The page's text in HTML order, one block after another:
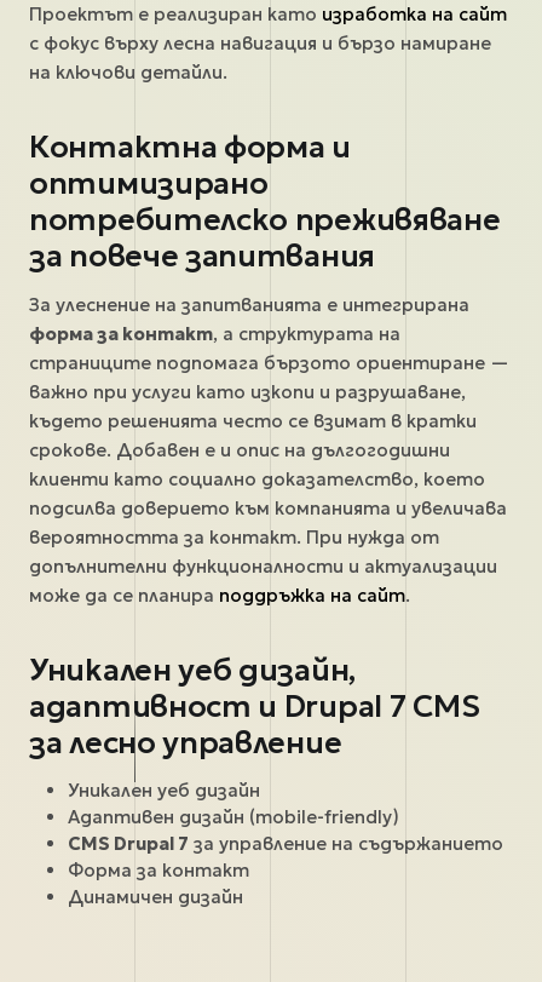
Проектът е реализиран като изработка на сайт
с фокус върху лесна навигация и бързо намиране
на ключови детайли.
Контактна форма и
оптимизирано
потребителско преживяване
за повече запитвания
За улеснение на запитванията е интегрирана
форма за контакт, а структурата на
страниците подпомага бързото ориентиране —
важно при услуги като изкопи и разрушаване,
където решенията често се взимат в кратки
срокове. Добавен е и опис на дългогодишни
клиенти като социално доказателство, което
подсилва доверието към компанията и увеличава
вероятността за контакт. При нужда от
допълнителни функционалности и актуализации
може да се планира поддръжка на сайт.
Уникален уеб дизайн,
адаптивност и Drupal 7 CMS
за лесно управление
Уникален уеб дизайн
Адаптивен дизайн (mobile-friendly)
CMS Drupal 7 за управление на съдържанието
Форма за контакт
Динамичен дизайн